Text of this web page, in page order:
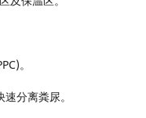
。
分离粪尿。
Management